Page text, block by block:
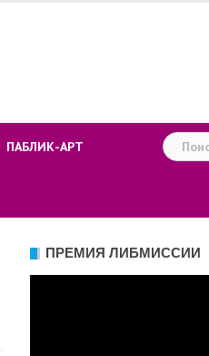
ПАБЛИК-АРТ Найти:
ПРЕМИЯ ЛИБМИССИИ